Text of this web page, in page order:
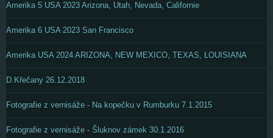
Amerika 5 USA 2023 Arizona, Utah, Nevada, Californie
Amerika 6 USA 2023 San Francisco
Amerika USA 2024 ARIZONA, NEW MEXICO, TEXAS, LOUISIANA
D.Křečany 26.12.2018
Fotografie z vernisáže - Na kopečku v Rumburku 7.1.2015
Fotografie z vernisáže - Šluknov zámek 30.1.2016